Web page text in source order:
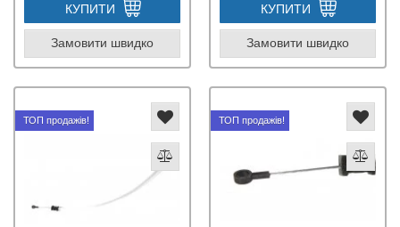
КУПИТИ
Замовити швидко
КУПИТИ
Замовити швидко
ТОП продажів! ТОП продажів!